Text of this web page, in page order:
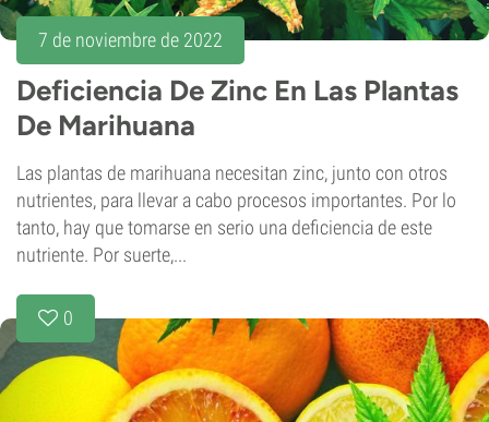
7 de noviembre de 2022
Deficiencia De Zinc En Las Plantas
De Marihuana
Las plantas de marihuana necesitan zinc, junto con otros
nutrientes, para llevar a cabo procesos importantes. Por lo
tanto, hay que tomarse en serio una deficiencia de este
nutriente. Por suerte,...
0